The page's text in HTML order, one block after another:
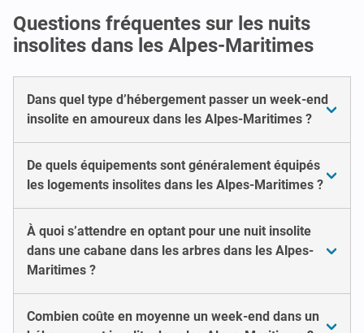
Questions fréquentes sur les nuits
insolites dans les Alpes-Maritimes
Dans quel type d’hébergement passer un week-end
insolite en amoureux dans les Alpes-Maritimes ?
De quels équipements sont généralement équipés
les logements insolites dans les Alpes-Maritimes ?
À quoi s’attendre en optant pour une nuit insolite
dans une cabane dans les arbres dans les Alpes-
Maritimes ?
Combien coûte en moyenne un week-end dans un